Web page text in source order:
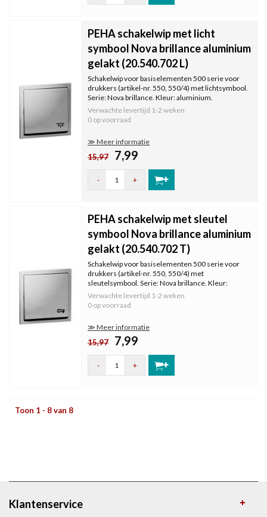
PEHA schakelwip met licht
symbool Nova brillance aluminium
gelakt (20.540.702 L)
Schakelwip voor basiselementen 500 serie voor
drukkers (artikel-nr. 550, 550/4) met lichtsymbool.
Serie: Nova brillance. Kleur: aluminium.
Verwachte levertijd 1-2 weken
0 op voorraad
≫ Meer informatie
15,97 7,99
- +
PEHA schakelwip met sleutel
symbool Nova brillance aluminium
gelakt (20.540.702 T)
Schakelwip voor basiselementen 500 serie voor
drukkers (artikel-nr. 550, 550/4) met
sleutelsymbool. Serie: Nova brillance. Kleur:
aluminium.
Verwachte levertijd 1-2 weken
0 op voorraad
≫ Meer informatie
15,97 7,99
- +
Toon 1 - 8 van 8
Klantenservice